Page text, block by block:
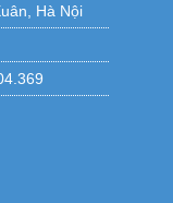
Hà Nội